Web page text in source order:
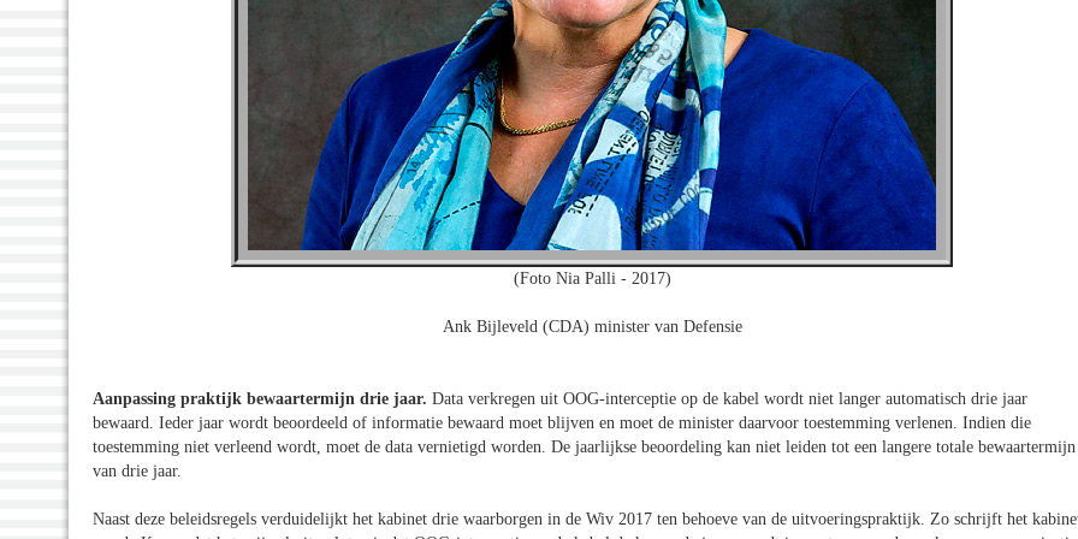
(Foto Nia Palli - 2017)
Ank Bijleveld (CDA) minister van Defensie
Aanpassing praktijk bewaartermijn drie jaar. Data verkregen uit OOG-interceptie op de kabel wordt niet langer automatisch drie jaar
bewaard. Ieder jaar wordt beoordeeld of informatie bewaard moet blijven en moet de minister daarvoor toestemming verlenen. Indien die
toestemming niet verleend wordt, moet de data vernietigd worden. De jaarlijkse beoordeling kan niet leiden tot een langere totale bewaartermijn
van drie jaar.
Naast deze beleidsregels verduidelijkt het kabinet drie waarborgen in de Wiv 2017 ten behoeve van de uitvoeringspraktijk. Zo schrijft het